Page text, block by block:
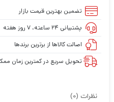
تضمین بهترین قیمت بازار
پشتیبانی ۲۴ ساعته، ۷ روز هفته
اصالت کالاها از برترین برندها
تحویل سریع در کمترین زمان
نظرات (0)